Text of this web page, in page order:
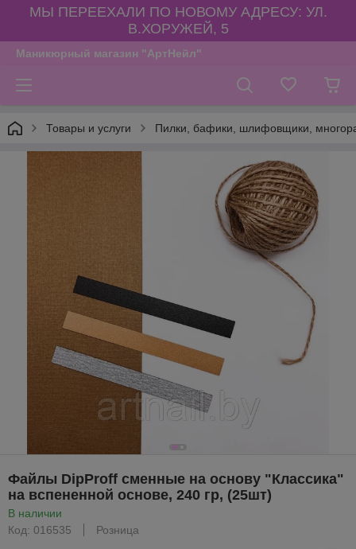
МЫ ПЕРЕЕХАЛИ ПО НОВОМУ АДРЕСУ: УЛ.
В.ХОРУЖЕЙ, 5
Маникюрный магазин "АртНейл"
Товары и услуги Пилки, бафики, шлифовщики,
Файлы DipProff сменные на основу "Классика"
на вспененной основе, 240 гр, (25шт)
В наличии
Код: 016535
Розница